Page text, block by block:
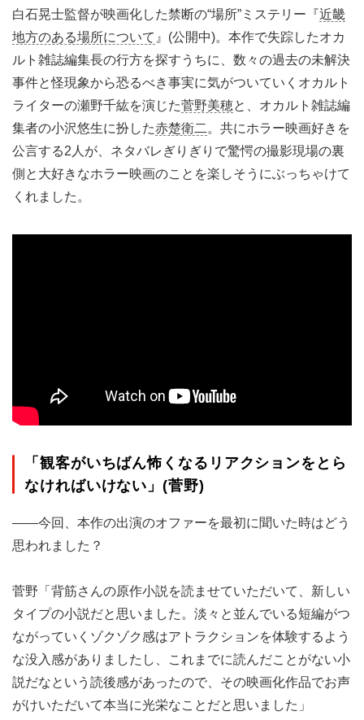
白石晃士監督が映画化した禁断の“場所”ミステリー『近畿
地方のある場所について 』(公開中)。本作で失踪したオカ
ルト雑誌編集長の行方を探すうちに、数々の過去の未解決
事件と怪現象から恐るべき事実に気がついていくオカルト
ライターの瀬野千紘を演じた菅野美穂と、オカルト雑誌編
集者の小沢悠生に扮した赤楚衛二 。共にホラー映画好きを
公言する2人が、ネタバレぎりぎりで驚愕の撮影現場の裏
側と大好きなホラー映画のことを楽しそうにぶっちゃけて
くれました。
「観客がいちばん怖くなるリアクションをとら
なければいけない」(菅野)
――今回、本作の出演のオファーを最初に聞いた時はどう
思われました？
菅野「背筋さんの原作小説を読ませていただいて、新しい
タイプの小説だと思いました。淡々と並んでいる短編がつ
ながっていくゾクゾク感はアトラクションを体験するよう
な没入感がありましたし、これまでに読んだことがない小
説だなという読後感があったので、その映画化作品でお声
がけいただいて本当に光栄なことだと思いました」